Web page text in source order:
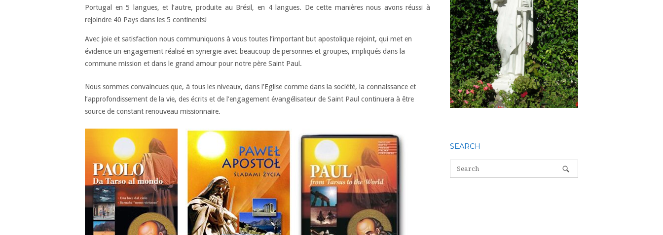
Portugal en 5 langues, et l’autre, produite au Brésil, en 4 langues. De cette manières nous avons réussi à
rejoindre 40 Pays dans les 5 continents!
Avec joie et satisfaction nous communiquons à vous toutes l’important but apostolique rejoint, qui met en
évidence un engagement réalisé en synergie avec beaucoup de personnes et groupes, impliqués dans la
commune mission et dans le grand amour pour notre père Saint Paul.
Nous sommes convaincues que, à tous les niveaux, dans l’Eglise comme dans la société, la connaissance et
l’approfondissement de la vie, des écrits et de l’engagement évangélisateur de Saint Paul continuera à être
source de constant renouveau missionnaire.
SEARCH